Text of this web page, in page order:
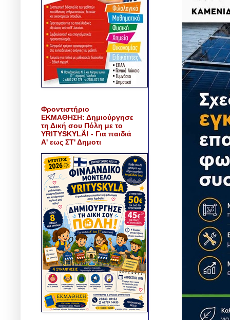
Φροντιστήριο
ΕΚΜΑΘΗΣΗ: Δημιούργησε
τη Δική σου Πόλη με το
YRITYSKYLÄ! - Για παιδιά
Α' εως ΣΤ' Δημοτι